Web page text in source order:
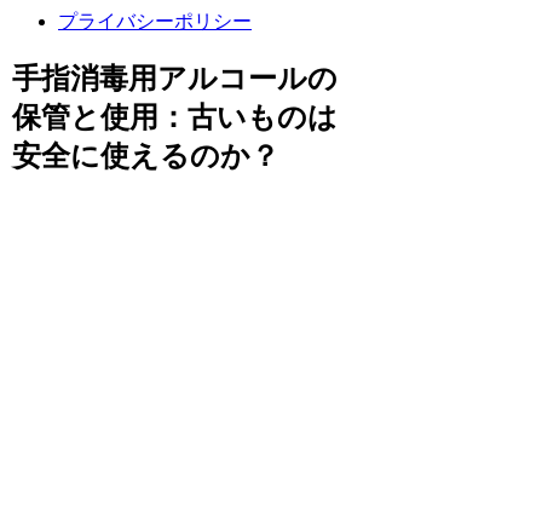
プライバシーポリシー
手指消毒用アルコールの
保管と使用：古いものは
安全に使えるのか？